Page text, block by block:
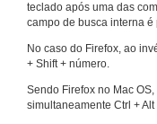
teclado após uma das
campo de busca interna é
No caso do Firefox, ao
+ Shift + número.
Sendo Firefox no Mac
simultaneamente Ctrl +